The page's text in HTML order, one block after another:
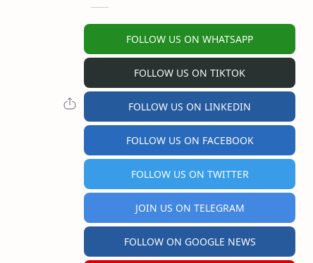
FOLLOW US ON WHATSAPP
FOLLOW US ON TIKTOK
FOLLOW US ON LINKEDIN
FOLLOW US ON FACEBOOK
FOLLOW US ON TWITTER
JOIN US ON TELEGRAM
FOLLOW ON GOOGLE NEWS